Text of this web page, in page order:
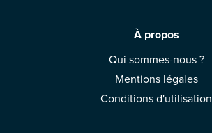
À propos
Qui sommes-nous ?
Mentions légales
Conditions d'utilisation